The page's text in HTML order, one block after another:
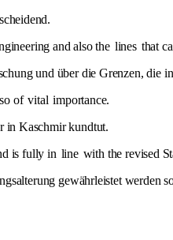
and also the lines that
und über die Grenzen, die
of vital importance.
in Kaschmir kundtut.
is fully in line with the revised
gewährleistet werden